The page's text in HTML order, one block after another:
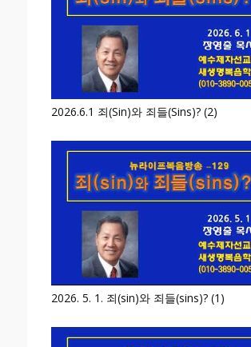
2026.6.1 죄(Sin)와 죄들(Sins)? (2)
2026. 5. 1. 죄(sin)와 죄들(sins)? (1)